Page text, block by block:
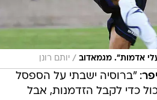
אדמות". מגמאדוב / יותם רונן
: "ברוסיה ישבתי על הספסל
כדי לקבל הזדמנות, אבל